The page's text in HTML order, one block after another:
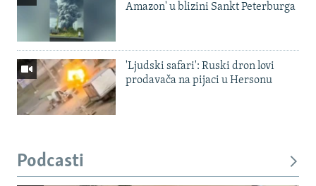
Amazon' u blizini Sankt Peterburga
'Ljudski safari': Ruski dron lovi
prodavača na pijaci u Hersonu
Podcasti